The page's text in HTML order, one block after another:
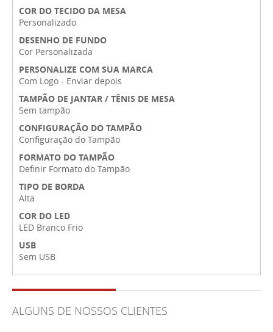
COR DO TECIDO DA MESA
Personalizado
DESENHO DE FUNDO
Cor Personalizada
PERSONALIZE COM SUA MARCA
Com Logo - Enviar depois
TAMPÃO DE JANTAR / TÊNIS DE MESA
Sem tampão
CONFIGURAÇÃO DO TAMPÃO
Configuração do Tampão
FORMATO DO TAMPÃO
Definir Formato do Tampão
TIPO DE BORDA
Alta
COR DO LED
LED Branco Frio
USB
Sem USB
ALGUNS DE NOSSOS CLIENTES